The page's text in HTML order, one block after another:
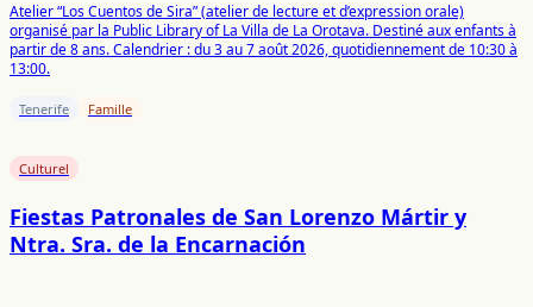
Atelier “Los Cuentos de Sira” (atelier de lecture et d’expression orale)
organisé par la Public Library of La Villa de La Orotava. Destiné aux enfants à
partir de 8 ans. Calendrier : du 3 au 7 août 2026, quotidiennement de 10:30 à
13:00.
Tenerife Famille
Culturel
Fiestas Patronales de San Lorenzo Mártir y
Ntra. Sra. de la Encarnación